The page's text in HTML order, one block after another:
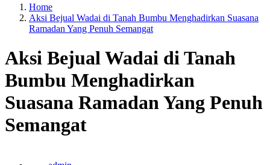
Home
Aksi Bejual Wadai di Tanah Bumbu Menghadirkan Suasana
Ramadan Yang Penuh Semangat
Aksi Bejual Wadai di Tanah
Bumbu Menghadirkan
Suasana Ramadan Yang Penuh
Semangat